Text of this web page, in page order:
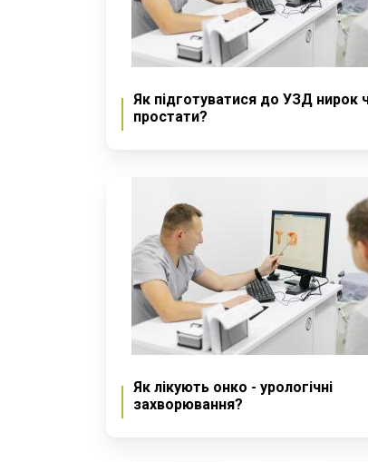
Як підготуватися до УЗД нирок
простати?
Як лікують онко - урологічні
захворювання?